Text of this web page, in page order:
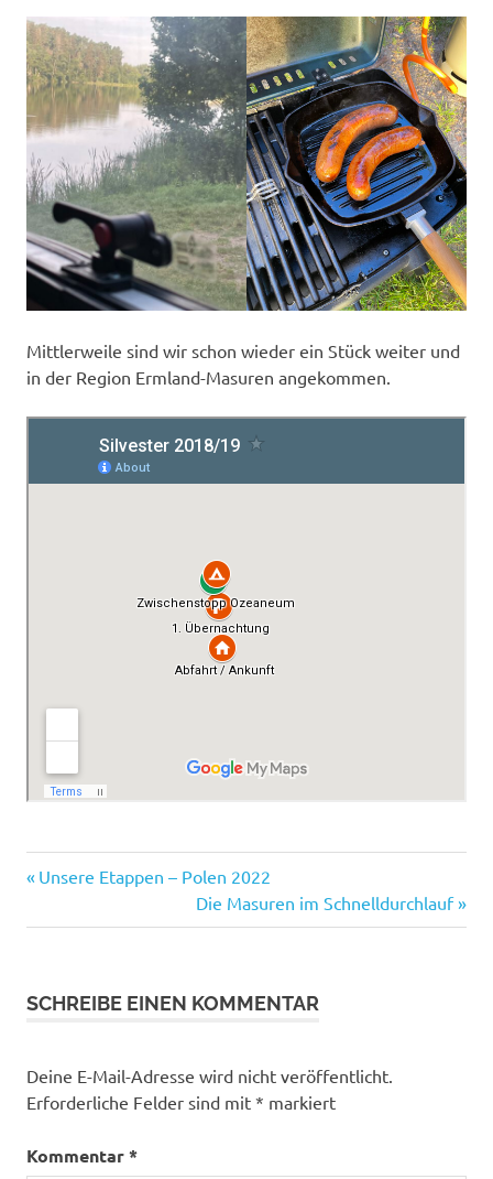
Mittlerweile sind wir schon wieder ein Stück weiter und
in der Region Ermland-Masuren angekommen.
Polen
Poznań
Tour
Beitragsnavigation
Vorheriger
Unsere Etappen – Polen 2022
Nächster
Beitrag:
Die Masuren im Schnelldurchlauf
SCHREIBE EINEN KOMMENTAR
Deine E-Mail-Adresse wird nicht veröffentlicht.
Erforderliche Felder sind mit * markiert
Kommentar*